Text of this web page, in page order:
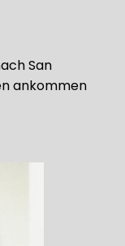
San
ankommen